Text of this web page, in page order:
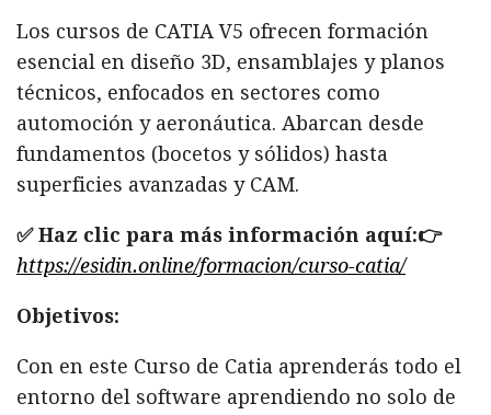
Los cursos de CATIA V5 ofrecen formación
esencial en diseño 3D, ensamblajes y planos
técnicos, enfocados en sectores como
automoción y aeronáutica. Abarcan desde
fundamentos (bocetos y sólidos) hasta
superficies avanzadas y CAM.
✅ Haz clic para más información aquí:👉
https://esidin.online/formacion/curso-catia/
Objetivos:
Con en este Curso de Catia aprenderás todo el
entorno del software aprendiendo no solo de